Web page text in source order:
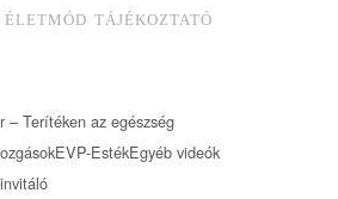
ÉLETMÓD TÁJÉKOZTATÓ
– Terítéken az egészség
EVP-EstékEgyéb videók